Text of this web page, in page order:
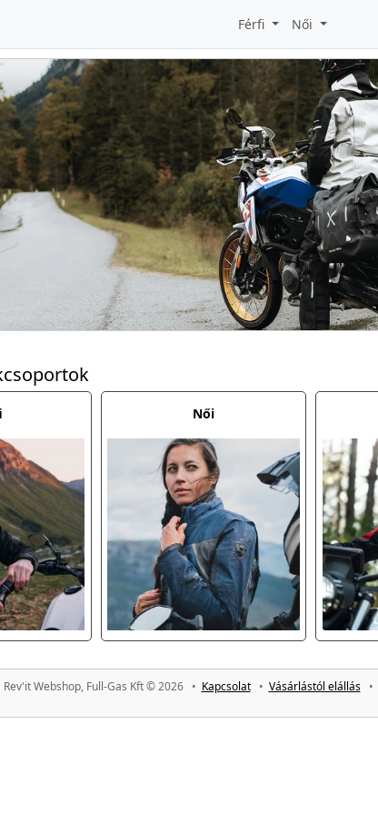
Férfi Női
Női
Rev'it Webshop, Full-Gas Kft © 2026 • Kapcsolat• Vásárlástól elállás•